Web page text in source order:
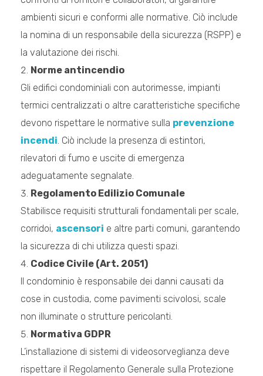
ambienti sicuri e conformi alle normative. Ciò include
la nomina di un responsabile della sicurezza (RSPP) e
la valutazione dei rischi.
Norme antincendio
Gli edifici condominiali con autorimesse, impianti
termici centralizzati o altre caratteristiche specifiche
devono rispettare le normative sulla prevenzione
incendi. Ciò include la presenza di estintori,
rilevatori di fumo e uscite di emergenza
adeguatamente segnalate.
Regolamento Edilizio Comunale
Stabilisce requisiti strutturali fondamentali per scale,
corridoi, ascensori e altre parti comuni, garantendo
la sicurezza di chi utilizza questi spazi.
Codice Civile (Art. 2051)
Il condominio è responsabile dei danni causati da
cose in custodia, come pavimenti scivolosi, scale
non illuminate o strutture pericolanti.
Normativa GDPR
L’installazione di sistemi di videosorveglianza deve
rispettare il Regolamento Generale sulla Protezione